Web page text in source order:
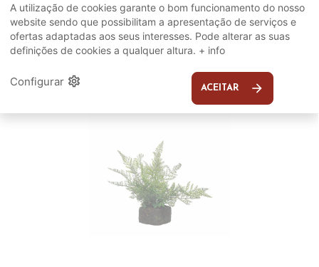
SUGERIDOS
EM DESTAQUE
A utilização de cookies garante o bom funcionamento do nosso
website sendo que possibilitam a apresentação de serviços e
ofertas adaptadas aos seus interesses. Pode alterar as suas
definições de cookies a qualquer altura. + info
Configurar settings ACEITAR arrow_forward